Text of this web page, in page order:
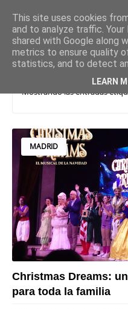
Mostrando las entradas
MADRID
Christmas Dreams:
para toda la familia
This site uses cookies
and to analyze traffic.
shared with Google along
metrics to ensure quality
statistics, and to detect
LEARN